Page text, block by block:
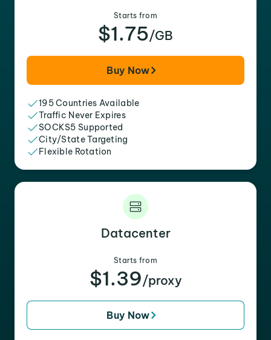
Starts from
$1.75/GB
Buy Now
195 Countries Available
Traffic Never Expires
SOCKS5 Supported
City/State Targeting
Flexible Rotation
Datacenter
Starts from
$1.39/proxy
Buy Now